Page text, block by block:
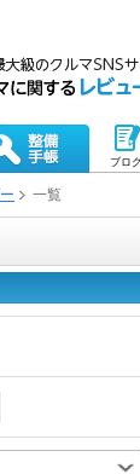
ブロ
一覧